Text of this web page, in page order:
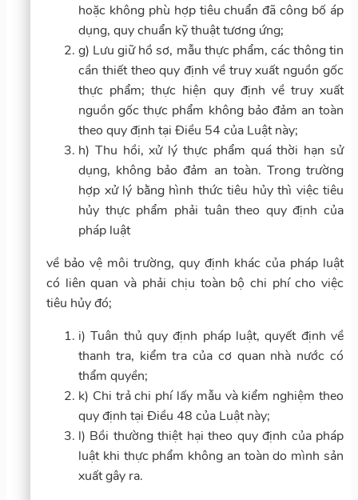
hoặc không phù hợp tiêu chuẩn đã công bố áp
dụng, quy chuẩn kỹ thuật tương ứng;
g) Lưu giữ hồ sơ, mẫu thực phẩm, các thông tin
cần thiết theo quy định về truy xuất nguồn gốc
thực phẩm; thực hiện quy định về truy xuất
nguồn gốc thực phẩm không bảo đảm an toàn
theo quy định tại Điều 54 của Luật này;
h) Thu hồi, xử lý thực phẩm quá thời hạn sử
dụng, không bảo đảm an toàn. Trong trường
hợp xử lý bằng hình thức tiêu hủy thì việc tiêu
hủy thực phẩm phải tuân theo quy định của
pháp luật
về bảo vệ môi trường, quy định khác của pháp luật
có liên quan và phải chịu toàn bộ chi phí cho việc
tiêu hủy đó;
i) Tuân thủ quy định pháp luật, quyết định về
thanh tra, kiểm tra của cơ quan nhà nước có
thẩm quyền;
k) Chi trả chi phí lấy mẫu và kiểm nghiệm theo
quy định tại Điều 48 của Luật này;
l) Bồi thường thiệt hại theo quy định của pháp
luật khi thực phẩm không an toàn do mình sản
xuất gây ra.